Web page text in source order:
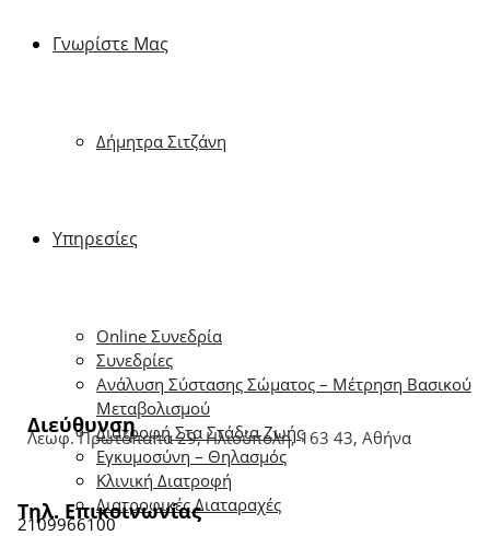
Γνωρίστε Μας
Δήμητρα Σιτζάνη
Υπηρεσίες
Online Συνεδρία
Συνεδρίες
Ανάλυση Σύστασης Σώματος – Μέτρηση Βασικού
Μεταβολισμού
Διατροφή Στα Στάδια Ζωής
Εγκυμοσύνη – Θηλασμός
Κλινική Διατροφή
Διατροφικές Διαταραχές
Διεύθυνση
Λεωφ. Πρωτόπαπα 29, Ηλιούπολη, 163 43, Αθήνα
Τηλ. Επικοινωνίας
2109966100